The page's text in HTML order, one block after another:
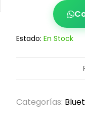
Estado: En Stock
Categorías: